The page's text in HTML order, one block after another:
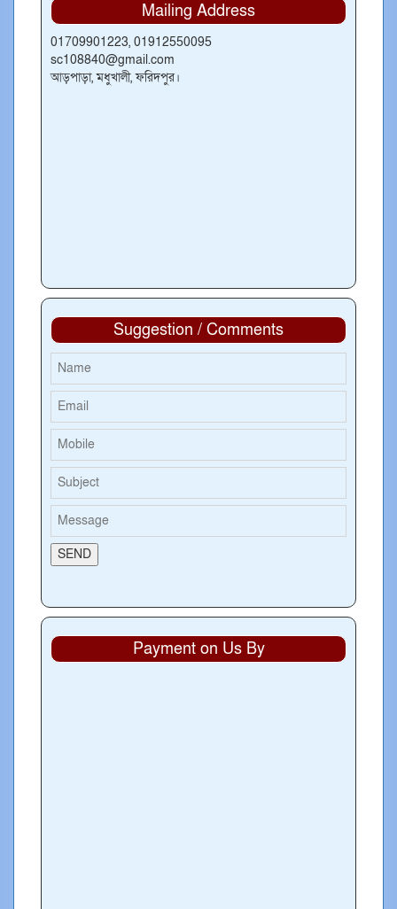
Mailing Address
01709901223, 01912550095
sc108840@gmail.com
আড়পাড়া, মধুখালী, ফরিদপুর।
Suggestion / Comments
Payment on Us By